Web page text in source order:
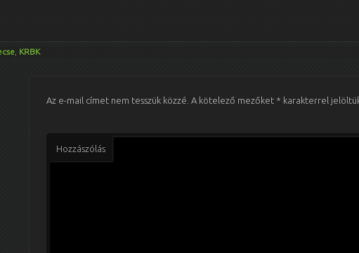
KRBK
Az e-mail címet nem tesszük közzé. A kötelező mezőket * karakterrel
Hozzászólás